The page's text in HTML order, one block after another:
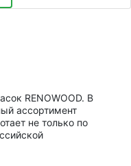
RENOWOOD. В
ассортимент
не только по